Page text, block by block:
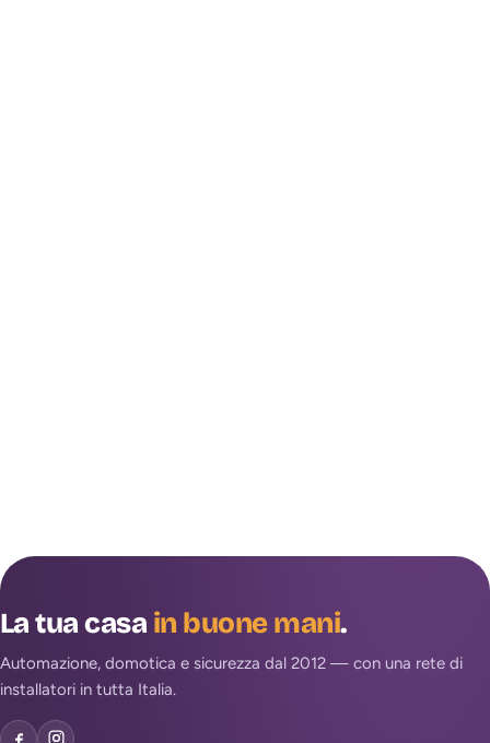
La tua casain buone mani.
Automazione, domotica e sicurezza dal 2012 — con una rete di
installatori in tutta Italia.